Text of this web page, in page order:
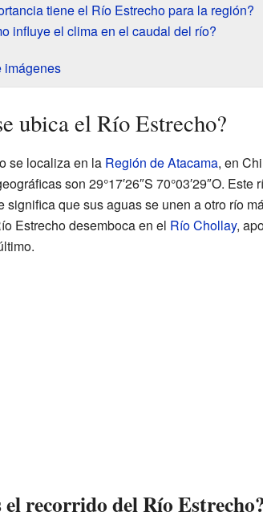
tiene el Río Estrecho para la región?
influye el clima en el caudal del río?
imágenes
ubica el Río Estrecho?
se localiza en la Región de Atacama, en
son 29°17′26″S 70°03′29″O. Este
significa que sus aguas se unen a otro río
Estrecho desemboca en el Río Chollay,
el recorrido del Río